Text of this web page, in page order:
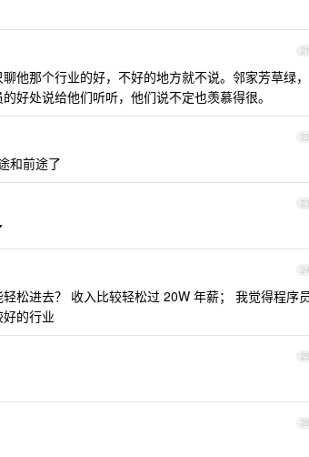
21
他那个行业的好，不好的地方就不说。邻家芳草绿，
好处说给他们听听，他们说不定也羡慕得很。
22
和前途了
23
24
松进去？ 收入比较轻松过 20W 年薪； 我觉得程序
的行业
25
26